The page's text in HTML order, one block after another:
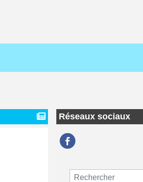
Réseaux sociaux